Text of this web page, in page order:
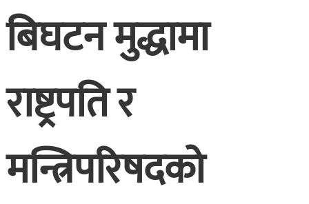
बिघटन मुद्धामा
राष्ट्रपति र
मन्त्रिपरिषदको